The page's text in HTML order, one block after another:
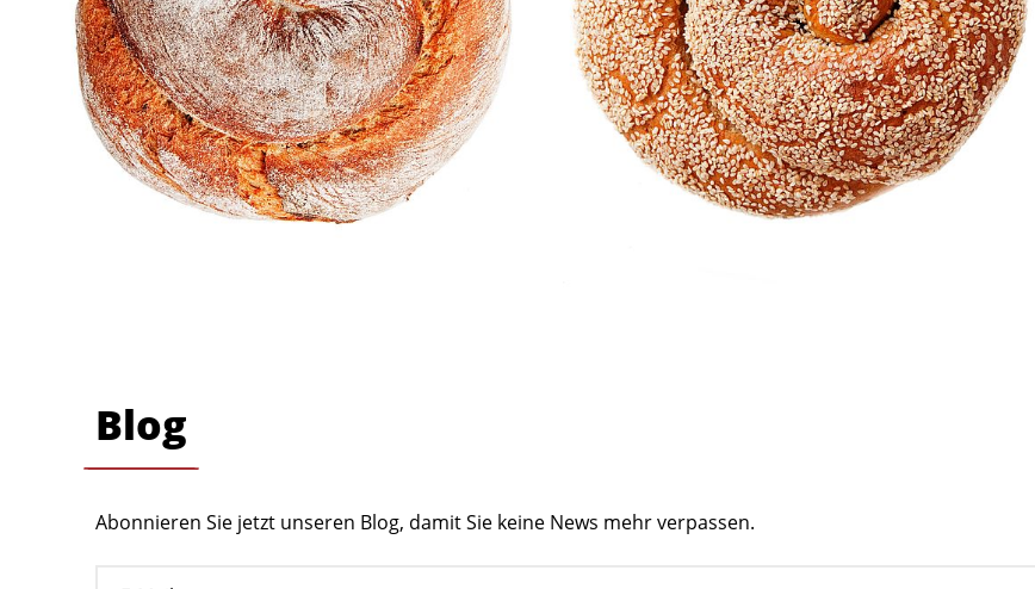
Blog
Abonnieren Sie jetzt unseren Blog, damit Sie keine News mehr verpassen.